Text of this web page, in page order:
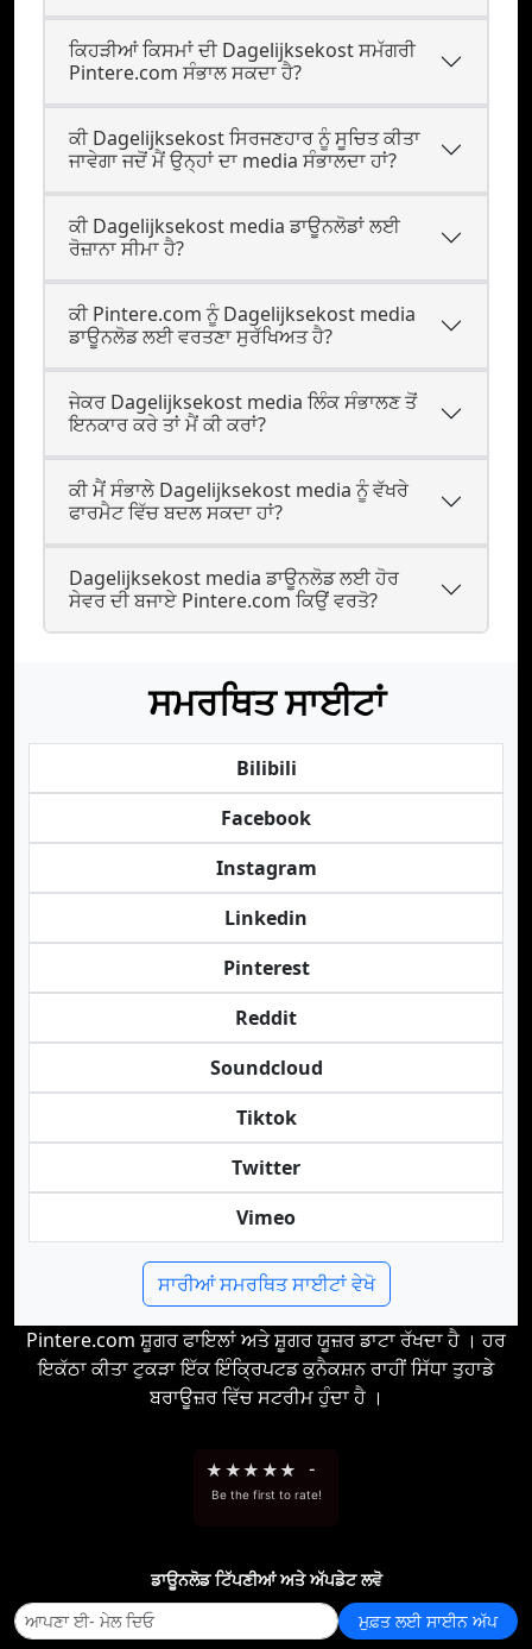
ਕਿਹੜੀਆਂ ਕਿਸਮਾਂ ਦੀ Dagelijksekost ਸਮੱਗਰੀ
Pintere.com ਸੰਭਾਲ ਸਕਦਾ ਹੈ?
ਕੀ Dagelijksekost ਸਿਰਜਣਹਾਰ ਨੂੰ ਸੂਚਿਤ ਕੀਤਾ
ਜਾਵੇਗਾ ਜਦੋਂ ਮੈਂ ਉਨ੍ਹਾਂ ਦਾ media ਸੰਭਾਲਦਾ ਹਾਂ?
ਕੀ Dagelijksekost media ਡਾਊਨਲੋਡਾਂ ਲਈ
ਰੋਜ਼ਾਨਾ ਸੀਮਾ ਹੈ?
ਕੀ Pintere.com ਨੂੰ Dagelijksekost media
ਡਾਊਨਲੋਡ ਲਈ ਵਰਤਣਾ ਸੁਰੱਖਿਅਤ ਹੈ?
ਜੇਕਰ Dagelijksekost media ਲਿੰਕ ਸੰਭਾਲਣ ਤੋਂ
ਇਨਕਾਰ ਕਰੇ ਤਾਂ ਮੈਂ ਕੀ ਕਰਾਂ?
ਕੀ ਮੈਂ ਸੰਭਾਲੇ Dagelijksekost media ਨੂੰ ਵੱਖਰੇ
ਫਾਰਮੈਟ ਵਿੱਚ ਬਦਲ ਸਕਦਾ ਹਾਂ?
Dagelijksekost media ਡਾਊਨਲੋਡ ਲਈ ਹੋਰ
ਸੇਵਰ ਦੀ ਬਜਾਏ Pintere.com ਕਿਉਂ ਵਰਤੋ?
ਸਮਰਥਿਤ ਸਾਈਟਾਂ
Bilibili
Facebook
Instagram
Linkedin
Pinterest
Reddit
Soundcloud
Tiktok
Twitter
Vimeo
ਸਾਰੀਆਂ ਸਮਰਥਿਤ ਸਾਈਟਾਂ ਵੇਖੋ
Pintere.com ਸ਼ੂਗਰ ਫਾਇਲਾਂ ਅਤੇ ਸ਼ੂਗਰ ਯੂਜ਼ਰ ਡਾਟਾ ਰੱਖਦਾ ਹੈ । ਹਰ
ਇਕੱਠਾ ਕੀਤਾ ਟੁਕੜਾ ਇੱਕ ਇੰਕ੍ਰਿਪਟਡ ਕੁਨੈਕਸ਼ਨ ਰਾਹੀਂ ਸਿੱਧਾ ਤੁਹਾਡੇ
ਬਰਾਊਜ਼ਰ ਵਿੱਚ ਸਟਰੀਮ ਹੁੰਦਾ ਹੈ ।
★ ★★ ★★ -
Be the first to rate!
ਡਾਊਨਲੋਡ ਟਿੱਪਣੀਆਂ ਅਤੇ ਅੱਪਡੇਟ ਲਵੋ
ਮੁਫ਼ਤ ਲਈ ਸਾਈਨ ਅੱਪ